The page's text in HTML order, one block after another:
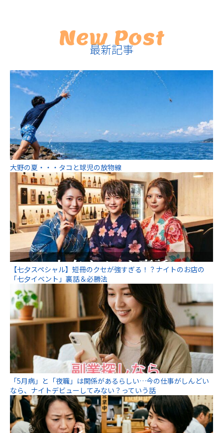
New Post
最新記事
大野の夏・・・タコと球児の放物線
【七夕スペシャル】短冊のクセが強すぎる！？ナイトのお店の
「七夕イベント」裏話＆必勝法
「5月病」と「夜職」は関係があるらしい…今の仕事がしんどい
なら、ナイトデビューしてみない？っていう話